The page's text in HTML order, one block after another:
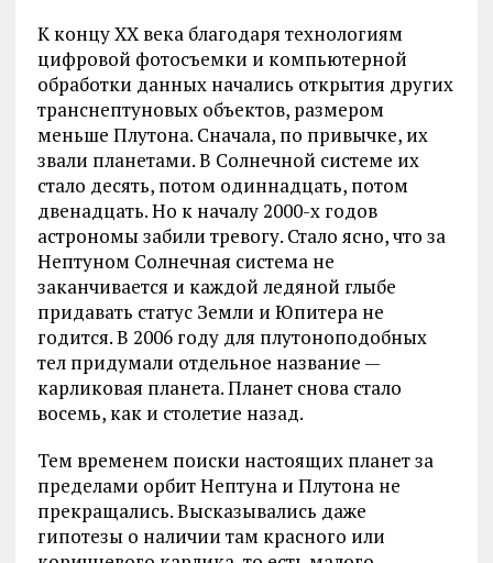
К концу XX века благодаря технологиям
цифровой фотосъемки и компьютерной
обработки данных начались открытия других
транснептуновых объектов, размером
меньше Плутона. Сначала, по привычке, их
звали планетами. В Солнечной системе их
стало десять, потом одиннадцать, потом
двенадцать. Но к началу 2000-х годов
астрономы забили тревогу. Стало ясно, что за
Нептуном Солнечная система не
заканчивается и каждой ледяной глыбе
придавать статус Земли и Юпитера не
годится. В 2006 году для плутоноподобных
тел придумали отдельное название —
карликовая планета. Планет снова стало
восемь, как и столетие назад.
Тем временем поиски настоящих планет за
пределами орбит Нептуна и Плутона не
прекращались. Высказывались даже
гипотезы о наличии там красного или